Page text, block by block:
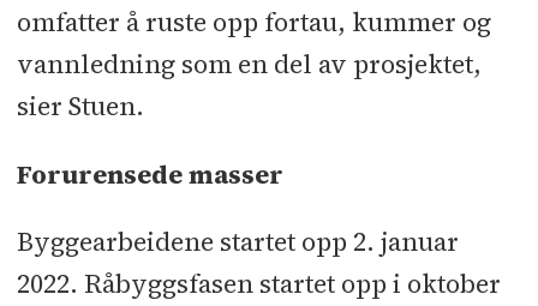
omfatter å ruste opp fortau, kummer og
vannledning som en del av prosjektet,
sier Stuen.
Forurensede masser
Byggearbeidene startet opp 2. januar
2022. Råbyggsfasen startet opp i oktober